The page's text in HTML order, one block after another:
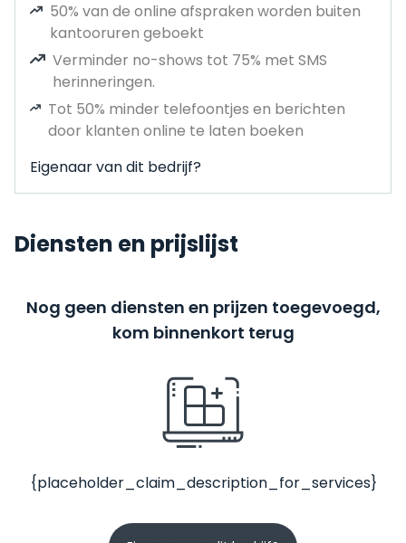
50% van de online afspraken worden buiten
kantooruren geboekt
Verminder no-shows tot 75% met SMS
herinneringen.
Tot 50% minder telefoontjes en berichten
door klanten online te laten boeken
Eigenaar van dit bedrijf?
Diensten en prijslijst
Nog geen diensten en prijzen toegevoegd,
kom binnenkort terug
{placeholder_claim_description_for_services}